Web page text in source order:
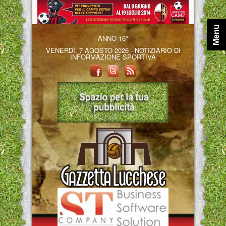
ANNO 16°
VENERDÌ, 7 AGOSTO 2026 - NOTIZIARIO DI
INFORMAZIONE SPORTIVA
Menu